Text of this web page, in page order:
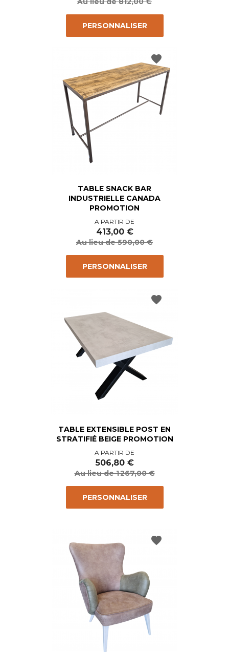
PERSONNALISER
TABLE SNACK BAR
INDUSTRIELLE CANADA
PROMOTION
Prix
de
base
Prix
A PARTIR DE
413,00 €
Au lieu de 590,00 €
PERSONNALISER
favorite
TABLE EXTENSIBLE POST EN
STRATIFIÉ BEIGE PROMOTION
Prix
de
base
Prix
A PARTIR DE
506,80 €
Au lieu de 1 267,00 €
PERSONNALISER
favorite
favorite